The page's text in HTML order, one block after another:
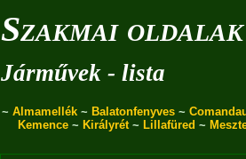
Szakmai oldalak
Járművek - lista
~ Almamellék ~ Balatonfenyves ~
Kemence ~ Királyrét~ Lillafüred ~